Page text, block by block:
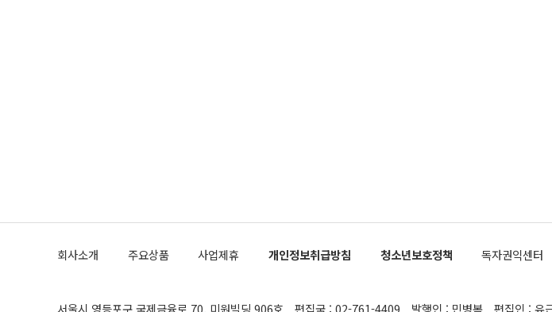
회사소개 주요상품 사업제휴 개인정보취급방침 청소년보호정책 독자권익센터
서울시 영등포구 국제금융로 70, 미원빌딩 906호 편집국 : 02-761-4409 발행인 : 민병복 편집인 : 유